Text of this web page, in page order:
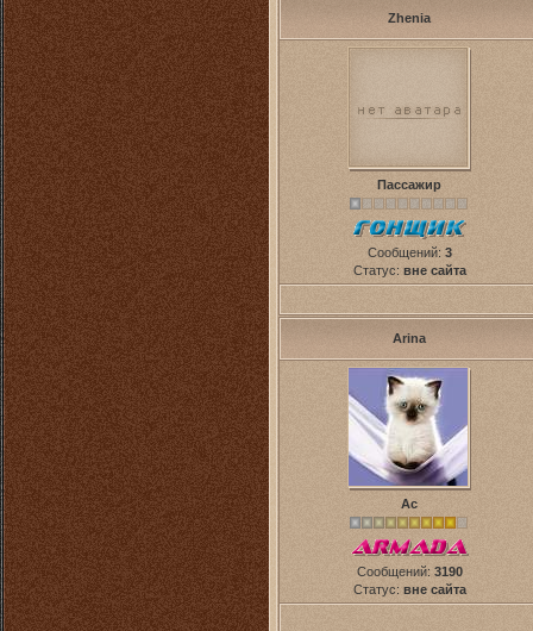
Zhenia
Пассажир
Сообщений: 3
Статус: вне сайта
Arina
Ас
Сообщений: 3190
Статус: вне сайта